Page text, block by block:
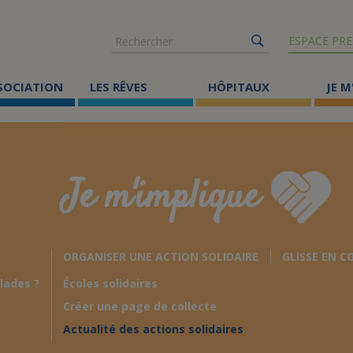
Rechercher
ESPACE
LES RÊVES HÔPITAUX JE
Je m'implique
?
ORGANISER UNE ACTION SOLIDAIRE
Écoles solidaires
Créer une page de collecte
Actualité des actions solidaires
GLISSE EN